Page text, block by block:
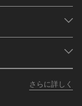
さらに詳しく